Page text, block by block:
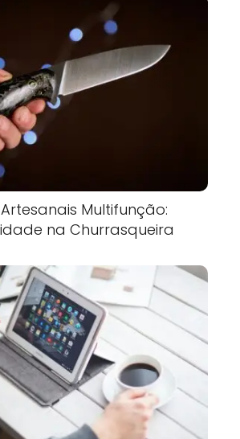
Multifunção:
na Churrasqueira